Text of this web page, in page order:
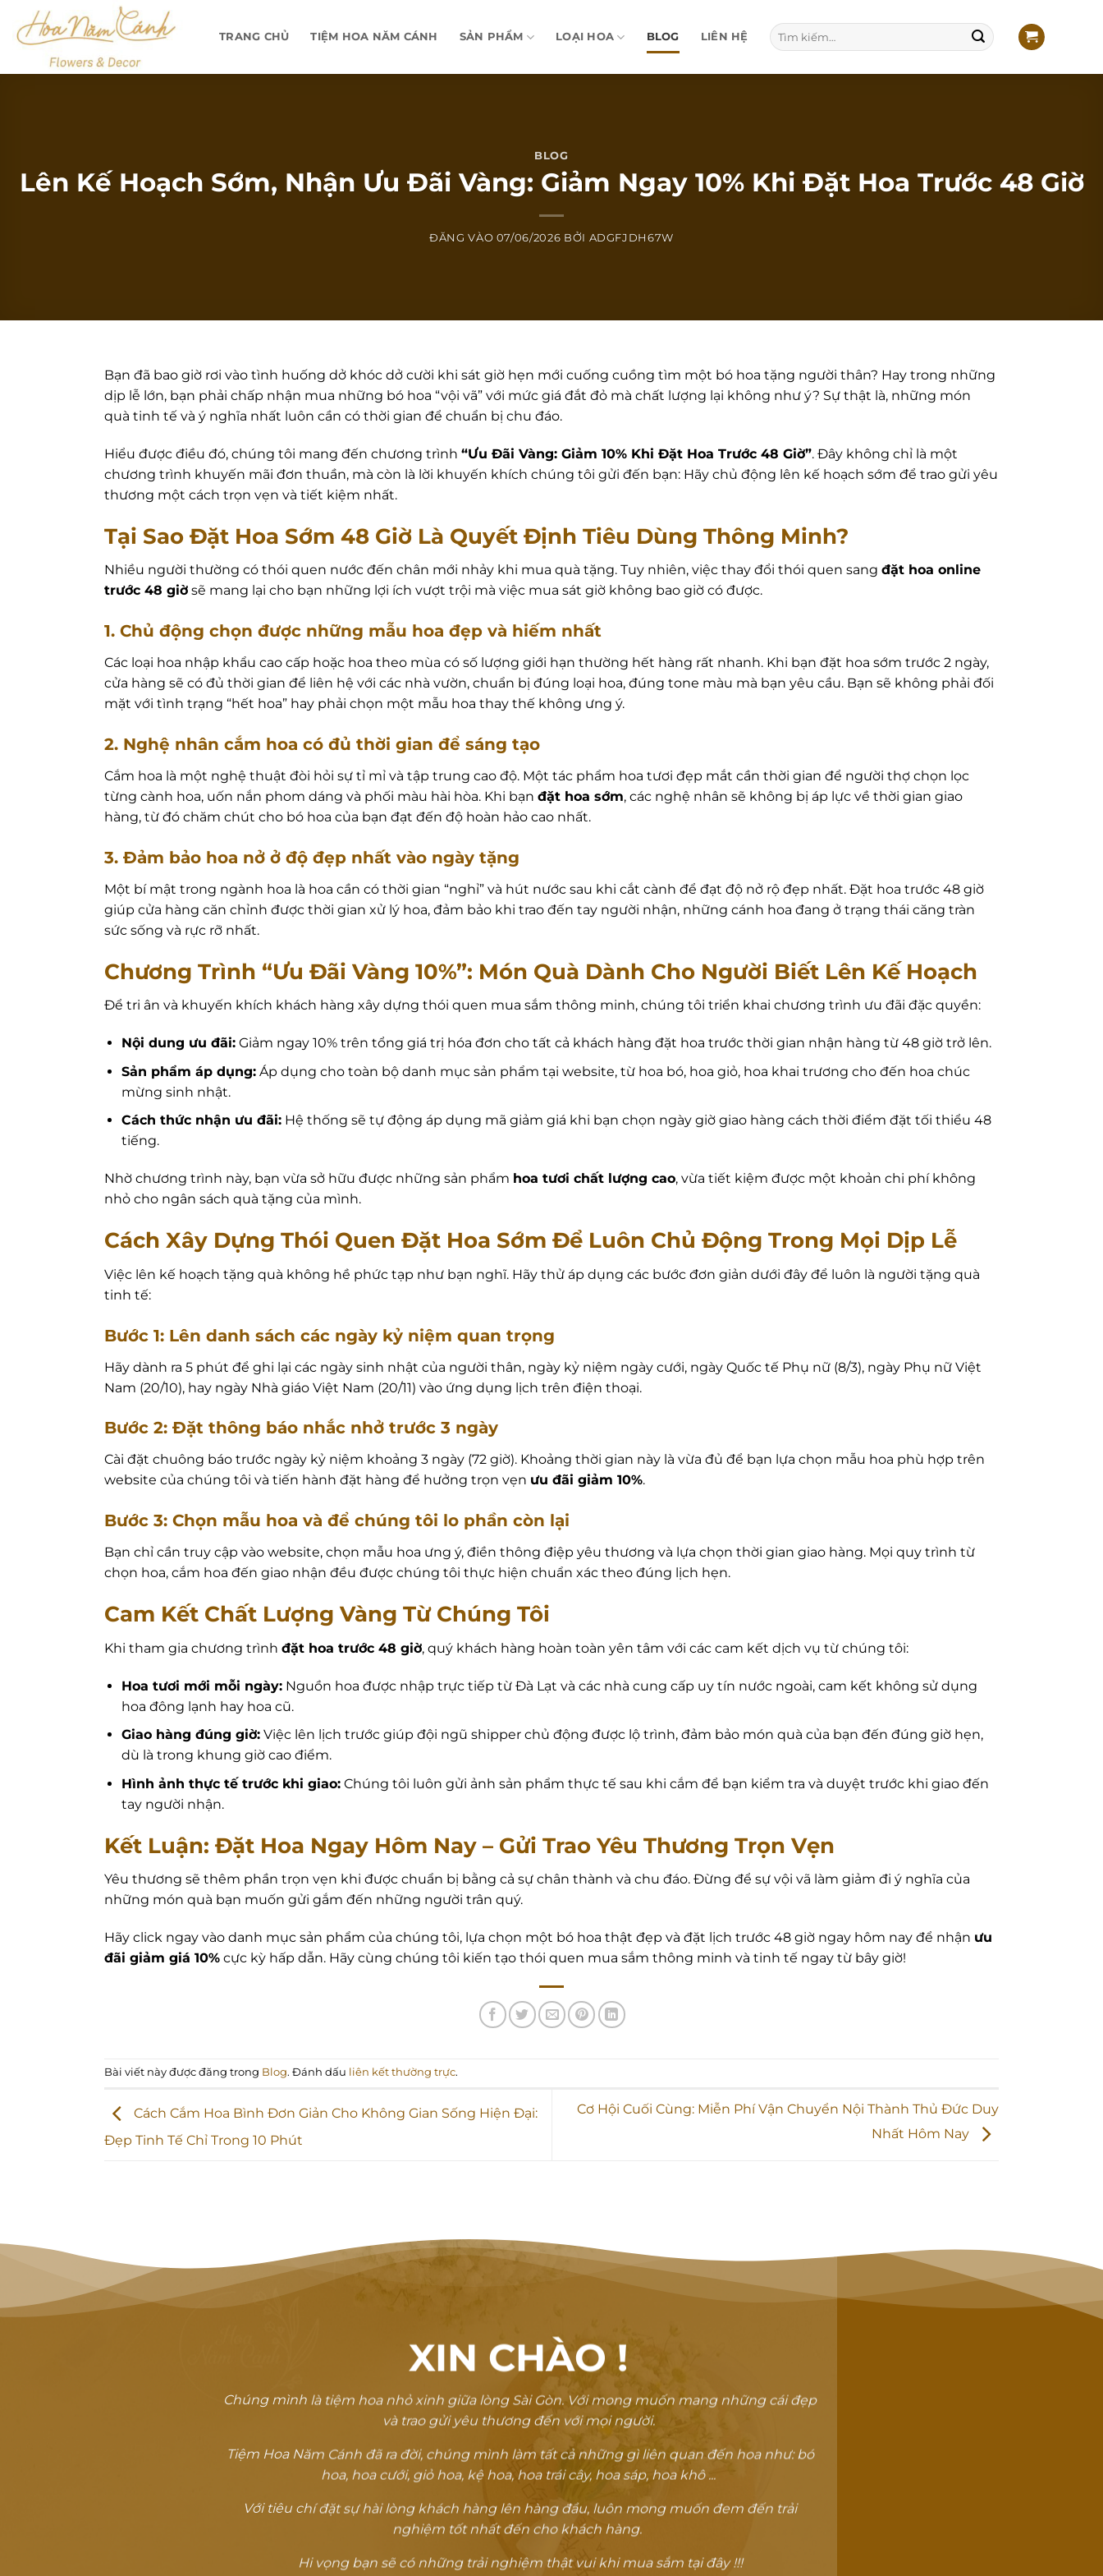
qua
dung
TRANG CHỦ TIỆM HOA NĂM CÁNH SẢN PHẨM LOẠI HOA BLOG LIÊN HỆ
Tìm
kiếm:
BLOG
Lên Kế Hoạch Sớm, Nhận Ưu Đãi Vàng: Giảm Ngay 10% Khi Đặt Hoa Trước 48 Giờ
ĐĂNG VÀO 07/06/2026 BỞI ADGFJDH67W
Bạn đã bao giờ rơi vào tình huống dở khóc dở cười khi sát giờ hẹn mới cuống cuồng tìm một bó hoa tặng người thân? Hay trong những
dịp lễ lớn, bạn phải chấp nhận mua những bó hoa “vội vã” với mức giá đắt đỏ mà chất lượng lại không như ý? Sự thật là, những món
quà tinh tế và ý nghĩa nhất luôn cần có thời gian để chuẩn bị chu đáo.
Hiểu được điều đó, chúng tôi mang đến chương trình “Ưu Đãi Vàng: Giảm 10% Khi Đặt Hoa Trước 48 Giờ”. Đây không chỉ là một
chương trình khuyến mãi đơn thuần, mà còn là lời khuyến khích chúng tôi gửi đến bạn: Hãy chủ động lên kế hoạch sớm để trao gửi yêu
thương một cách trọn vẹn và tiết kiệm nhất.
Tại Sao Đặt Hoa Sớm 48 Giờ Là Quyết Định Tiêu Dùng Thông Minh?
Nhiều người thường có thói quen nước đến chân mới nhảy khi mua quà tặng. Tuy nhiên, việc thay đổi thói quen sang đặt hoa online
trước 48 giờ sẽ mang lại cho bạn những lợi ích vượt trội mà việc mua sát giờ không bao giờ có được.
1. Chủ động chọn được những mẫu hoa đẹp và hiếm nhất
Các loại hoa nhập khẩu cao cấp hoặc hoa theo mùa có số lượng giới hạn thường hết hàng rất nhanh. Khi bạn đặt hoa sớm trước 2 ngày,
cửa hàng sẽ có đủ thời gian để liên hệ với các nhà vườn, chuẩn bị đúng loại hoa, đúng tone màu mà bạn yêu cầu. Bạn sẽ không phải đối
mặt với tình trạng “hết hoa” hay phải chọn một mẫu hoa thay thế không ưng ý.
2. Nghệ nhân cắm hoa có đủ thời gian để sáng tạo
Cắm hoa là một nghệ thuật đòi hỏi sự tỉ mỉ và tập trung cao độ. Một tác phẩm hoa tươi đẹp mắt cần thời gian để người thợ chọn lọc
từng cành hoa, uốn nắn phom dáng và phối màu hài hòa. Khi bạn đặt hoa sớm, các nghệ nhân sẽ không bị áp lực về thời gian giao
hàng, từ đó chăm chút cho bó hoa của bạn đạt đến độ hoàn hảo cao nhất.
3. Đảm bảo hoa nở ở độ đẹp nhất vào ngày tặng
Một bí mật trong ngành hoa là hoa cần có thời gian “nghỉ” và hút nước sau khi cắt cành để đạt độ nở rộ đẹp nhất. Đặt hoa trước 48 giờ
giúp cửa hàng căn chỉnh được thời gian xử lý hoa, đảm bảo khi trao đến tay người nhận, những cánh hoa đang ở trạng thái căng tràn
sức sống và rực rỡ nhất.
Chương Trình “Ưu Đãi Vàng 10%”: Món Quà Dành Cho Người Biết Lên Kế Hoạch
Để tri ân và khuyến khích khách hàng xây dựng thói quen mua sắm thông minh, chúng tôi triển khai chương trình ưu đãi đặc quyền:
Nội dung ưu đãi:Giảm ngay 10% trên tổng giá trị hóa đơn cho tất cả khách hàng đặt hoa trước thời gian nhận hàng từ 48 giờ trở lên.
Sản phẩm áp dụng:Áp dụng cho toàn bộ danh mục sản phẩm tại website, từ hoa bó, hoa giỏ, hoa khai trương cho đến hoa chúc
mừng sinh nhật.
Cách thức nhận ưu đãi:Hệ thống sẽ tự động áp dụng mã giảm giá khi bạn chọn ngày giờ giao hàng cách thời điểm đặt tối thiểu 48
tiếng.
Nhờ chương trình này, bạn vừa sở hữu được những sản phẩm hoa tươi chất lượng cao, vừa tiết kiệm được một khoản chi phí không
nhỏ cho ngân sách quà tặng của mình.
Cách Xây Dựng Thói Quen Đặt Hoa Sớm Để Luôn Chủ Động Trong Mọi Dịp Lễ
Việc lên kế hoạch tặng quà không hề phức tạp như bạn nghĩ. Hãy thử áp dụng các bước đơn giản dưới đây để luôn là người tặng quà
tinh tế:
Bước 1: Lên danh sách các ngày kỷ niệm quan trọng
Hãy dành ra 5 phút để ghi lại các ngày sinh nhật của người thân, ngày kỷ niệm ngày cưới, ngày Quốc tế Phụ nữ (8/3), ngày Phụ nữ Việt
Nam (20/10), hay ngày Nhà giáo Việt Nam (20/11) vào ứng dụng lịch trên điện thoại.
Bước 2: Đặt thông báo nhắc nhở trước 3 ngày
Cài đặt chuông báo trước ngày kỷ niệm khoảng 3 ngày (72 giờ). Khoảng thời gian này là vừa đủ để bạn lựa chọn mẫu hoa phù hợp trên
website của chúng tôi và tiến hành đặt hàng để hưởng trọn vẹn ưu đãi giảm 10%.
Bước 3: Chọn mẫu hoa và để chúng tôi lo phần còn lại
Bạn chỉ cần truy cập vào website, chọn mẫu hoa ưng ý, điền thông điệp yêu thương và lựa chọn thời gian giao hàng. Mọi quy trình từ
chọn hoa, cắm hoa đến giao nhận đều được chúng tôi thực hiện chuẩn xác theo đúng lịch hẹn.
Cam Kết Chất Lượng Vàng Từ Chúng Tôi
Khi tham gia chương trình đặt hoa trước 48 giờ, quý khách hàng hoàn toàn yên tâm với các cam kết dịch vụ từ chúng tôi:
Hoa tươi mới mỗi ngày:Nguồn hoa được nhập trực tiếp từ Đà Lạt và các nhà cung cấp uy tín nước ngoài, cam kết không sử dụng
hoa đông lạnh hay hoa cũ.
Giao hàng đúng giờ:Việc lên lịch trước giúp đội ngũ shipper chủ động được lộ trình, đảm bảo món quà của bạn đến đúng giờ hẹn,
dù là trong khung giờ cao điểm.
Hình ảnh thực tế trước khi giao:Chúng tôi luôn gửi ảnh sản phẩm thực tế sau khi cắm để bạn kiểm tra và duyệt trước khi giao đến
tay người nhận.
Kết Luận: Đặt Hoa Ngay Hôm Nay – Gửi Trao Yêu Thương Trọn Vẹn
Yêu thương sẽ thêm phần trọn vẹn khi được chuẩn bị bằng cả sự chân thành và chu đáo. Đừng để sự vội vã làm giảm đi ý nghĩa của
những món quà bạn muốn gửi gắm đến những người trân quý.
Hãy click ngay vào danh mục sản phẩm của chúng tôi, lựa chọn một bó hoa thật đẹp và đặt lịch trước 48 giờ ngay hôm nay để nhận ưu
đãi giảm giá 10% cực kỳ hấp dẫn. Hãy cùng chúng tôi kiến tạo thói quen mua sắm thông minh và tinh tế ngay từ bây giờ!
Bài viết này được đăng trong Blog. Đánh dấu liên kết thường trực.
Cách Cắm Hoa Bình Đơn Giản Cho Không Gian Sống Hiện Đại:
Đẹp Tinh Tế Chỉ Trong 10 Phút
Cơ Hội Cuối Cùng: Miễn Phí Vận Chuyển Nội Thành Thủ Đức Duy
Nhất Hôm Nay
XIN CHÀO!
Chúng mình là tiệm hoa nhỏ xinh giữa lòng Sài Gòn. Với mong muốn mang những cái đẹp
và trao gửi yêu thương đến với mọi người.
Tiệm Hoa Năm Cánh đã ra đời, chúng mình làm tất cả những gì liên quan đến hoa như: bó
hoa, hoa cưới, giỏ hoa, kệ hoa, hoa trái cây, hoa sáp, hoa khô ...
Với tiêu chí đặt sự hài lòng khách hàng lên hàng đầu, luôn mong muốn đem đến trải
nghiệm tốt nhất đến cho khách hàng.
Hi vọng bạn sẽ có những trải nghiệm thật vui khi mua sắm tại đây !!!